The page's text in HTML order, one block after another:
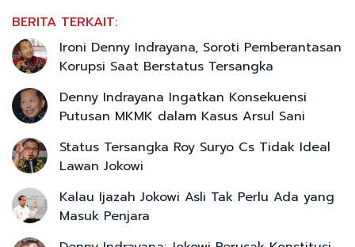
BERITA TERKAIT:
Ironi Denny Indrayana, Soroti Pemberantasan
Korupsi Saat Berstatus Tersangka
Denny Indrayana Ingatkan Konsekuensi
Putusan MKMK dalam Kasus Arsul Sani
Status Tersangka Roy Suryo Cs Tidak Ideal
Lawan Jokowi
Kalau Ijazah Jokowi Asli Tak Perlu Ada yang
Masuk Penjara